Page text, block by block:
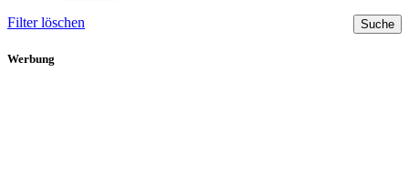
Filter löschen
Werbung